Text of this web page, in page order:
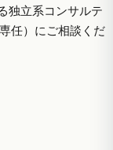
独立系コンサルテ
任）にご相談くだ